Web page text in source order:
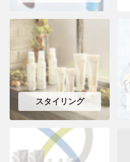
スタイリング